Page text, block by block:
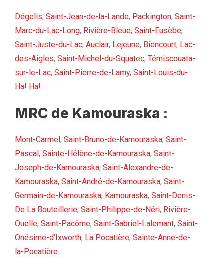
Dégelis, Saint-Jean-de-la-Lande, Packington, Saint-
Marc-du-Lac-Long, Rivière-Bleue, Saint-Eusèbe,
Saint-Juste-du-Lac, Auclair, Lejeune, Biencourt, Lac-
des-Aigles, Saint-Michel-du-Squatec, Témiscouata-
sur-le-Lac, Saint-Pierre-de-Lamy, Saint-Louis-du-
Ha! Ha!.
MRC de Kamouraska :
Mont-Carmel , Saint-Bruno-de-Kamouraska, Saint-
Pascal , Sainte-Hélène-de-Kamouraska, Saint-
Joseph-de-Kamouraska, Saint-Alexandre-de-
Kamouraska, Saint-André-de-Kamouraska, Saint-
Germain-de-Kamouraska, Kamouraska, Saint-Denis-
De La Bouteillerie, Saint-Philippe-de-Néri, Rivière-
Ouelle, Saint-Pacôme, Saint-Gabriel-Lalemant, Saint-
Onésime-d’Ixworth, La Pocatière, Sainte-Anne-de-
la-Pocatière.